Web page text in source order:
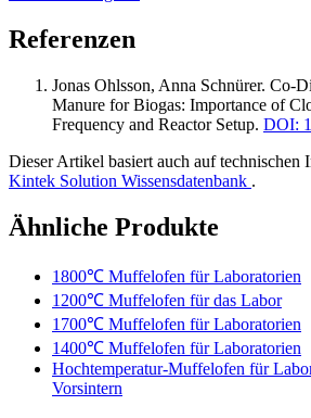
Referenzen
Jonas Ohlsson, Anna Schnürer. Co-
Manure for Biogas: Importance of
Frequency and Reactor Setup. DOI:
Dieser Artikel basiert auch auf technischen
Kintek Solution Wissensdatenbank .
Ähnliche Produkte
1800℃ Muffelofen für Laboratorien
1200℃ Muffelofen für das Labor
1700℃ Muffelofen für Laboratorien
1400℃ Muffelofen für Laboratorien
Hochtemperatur-Muffelofen für
Vorsintern